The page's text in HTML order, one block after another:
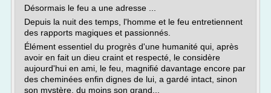
Désormais le feu a une adresse ...
Depuis la nuit des temps, l'homme et le feu entretiennent
des rapports magiques et passionnés.
Élément essentiel du progrès d'une humanité qui, après
avoir en fait un dieu craint et respecté, le considère
aujourd'hui en ami, le feu, magnifié davantage encore par
des cheminées enfin dignes de lui, a gardé intact, sinon
son mystère, du moins son grand...